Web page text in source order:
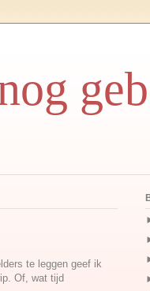
te leggen geef ik
Of, wat tijd